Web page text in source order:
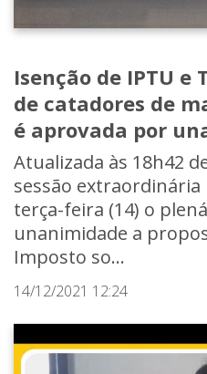
Isenção de IPTU e
de catadores de
é aprovada por
Atualizada às 18h42
sessão
terça-feira (14) o
unanimidade a
Imposto so...
14/12/2021 12:24